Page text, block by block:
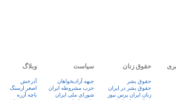
حقوق زنان
حقوق بشر
حقوق بشر در ایران
زنان ايران پرس نيوز
سیاست
جبهه آزادیخواهان
حزب مشروطه ایران
شورای ملی ایران
وبلاگ
آذرخش
اصغر ارسنگ
باچه آزره